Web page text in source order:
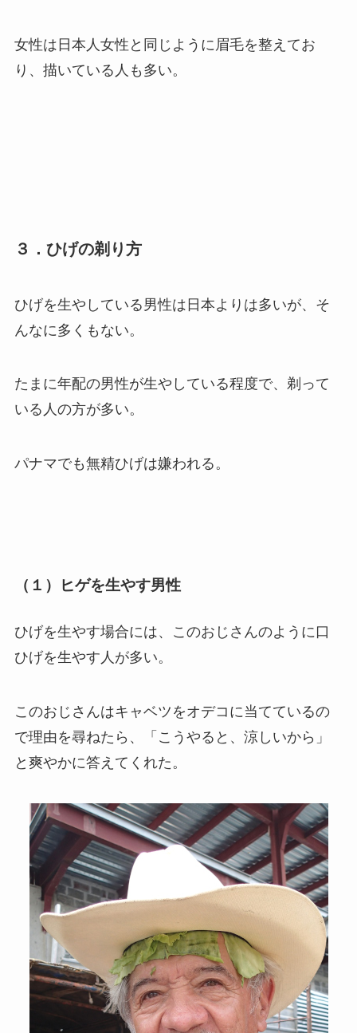
女性は日本人女性と同じように眉毛を整えてお
り、描いている人も多い。
３．ひげの剃り方
ひげを生やしている男性は日本よりは多いが、そ
んなに多くもない。
たまに年配の男性が生やしている程度で、剃って
いる人の方が多い。
パナマでも無精ひげは嫌われる。
（１）ヒゲを生やす男性
ひげを生やす場合には、このおじさんのように口
ひげを生やす人が多い。
このおじさんはキャベツをオデコに当てているの
で理由を尋ねたら、「こうやると、涼しいから」
と爽やかに答えてくれた。